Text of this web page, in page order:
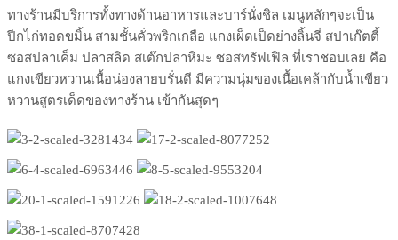
ทางร้านมีบริการทั้งทางด้านอาหารและบาร์นั่งชิล เมนูหลักๆจะเป็น
ปีกไก่ทอดขมิ้น สามชั้นคั่วพริกเกลือ แกงเผ็ดเป็ดย่างลิ้นจี่ สปาเก๊ตตี้
ซอสปลาเค็ม ปลาสลิด สเต๊กปลาหิมะ ซอสทรัฟเฟิล ที่เราชอบเลย คือ
แกงเขียวหวานเนื้อน่องลายบรั่นดี มีความนุ่มของเนื้อเคล้ากับน้ำเขียว
หวานสูตรเด็ดของทางร้าน เข้ากันสุดๆ